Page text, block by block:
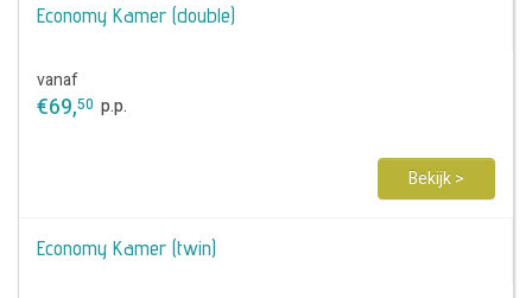
Economy Kamer (double)
vanaf
€69,50 p.p.
Bekijk >
Economy Kamer (twin)